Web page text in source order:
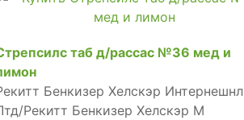
таб д/рассас №36 мед и
Бенкизер Хелскэр Интернешнл
Рекитт Бенкизер Хелскэр М